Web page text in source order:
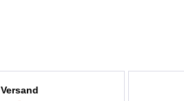
Versand